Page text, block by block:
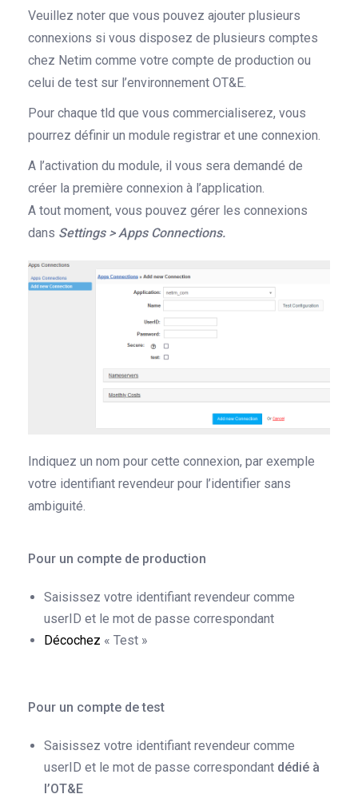
Veuillez noter que vous pouvez ajouter plusieurs
connexions si vous disposez de plusieurs comptes
chez Netim comme votre compte de production ou
celui de test sur l’environnement OT&E.
Pour chaque tld que vous commercialiserez, vous
pourrez définir un module registrar et une connexion.
A l’activation du module, il vous sera demandé de
créer la première connexion à l’application.
A tout moment, vous pouvez gérer les connexions
dans Settings > Apps Connections.
Indiquez un nom pour cette connexion, par exemple
votre identifiant revendeur pour l’identifier sans
ambiguité.
Pour un compte de production
Saisissez votre identifiant revendeur comme
userID et le mot de passe correspondant
Décochez « Test »
Pour un compte detest
Saisissez votre identifiant revendeur comme
userID et le mot de passe correspondant dédié à
l’OT&E